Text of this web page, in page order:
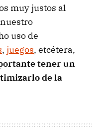
muy justos al
uso de
, juegos, etcétera,
tener un
de la